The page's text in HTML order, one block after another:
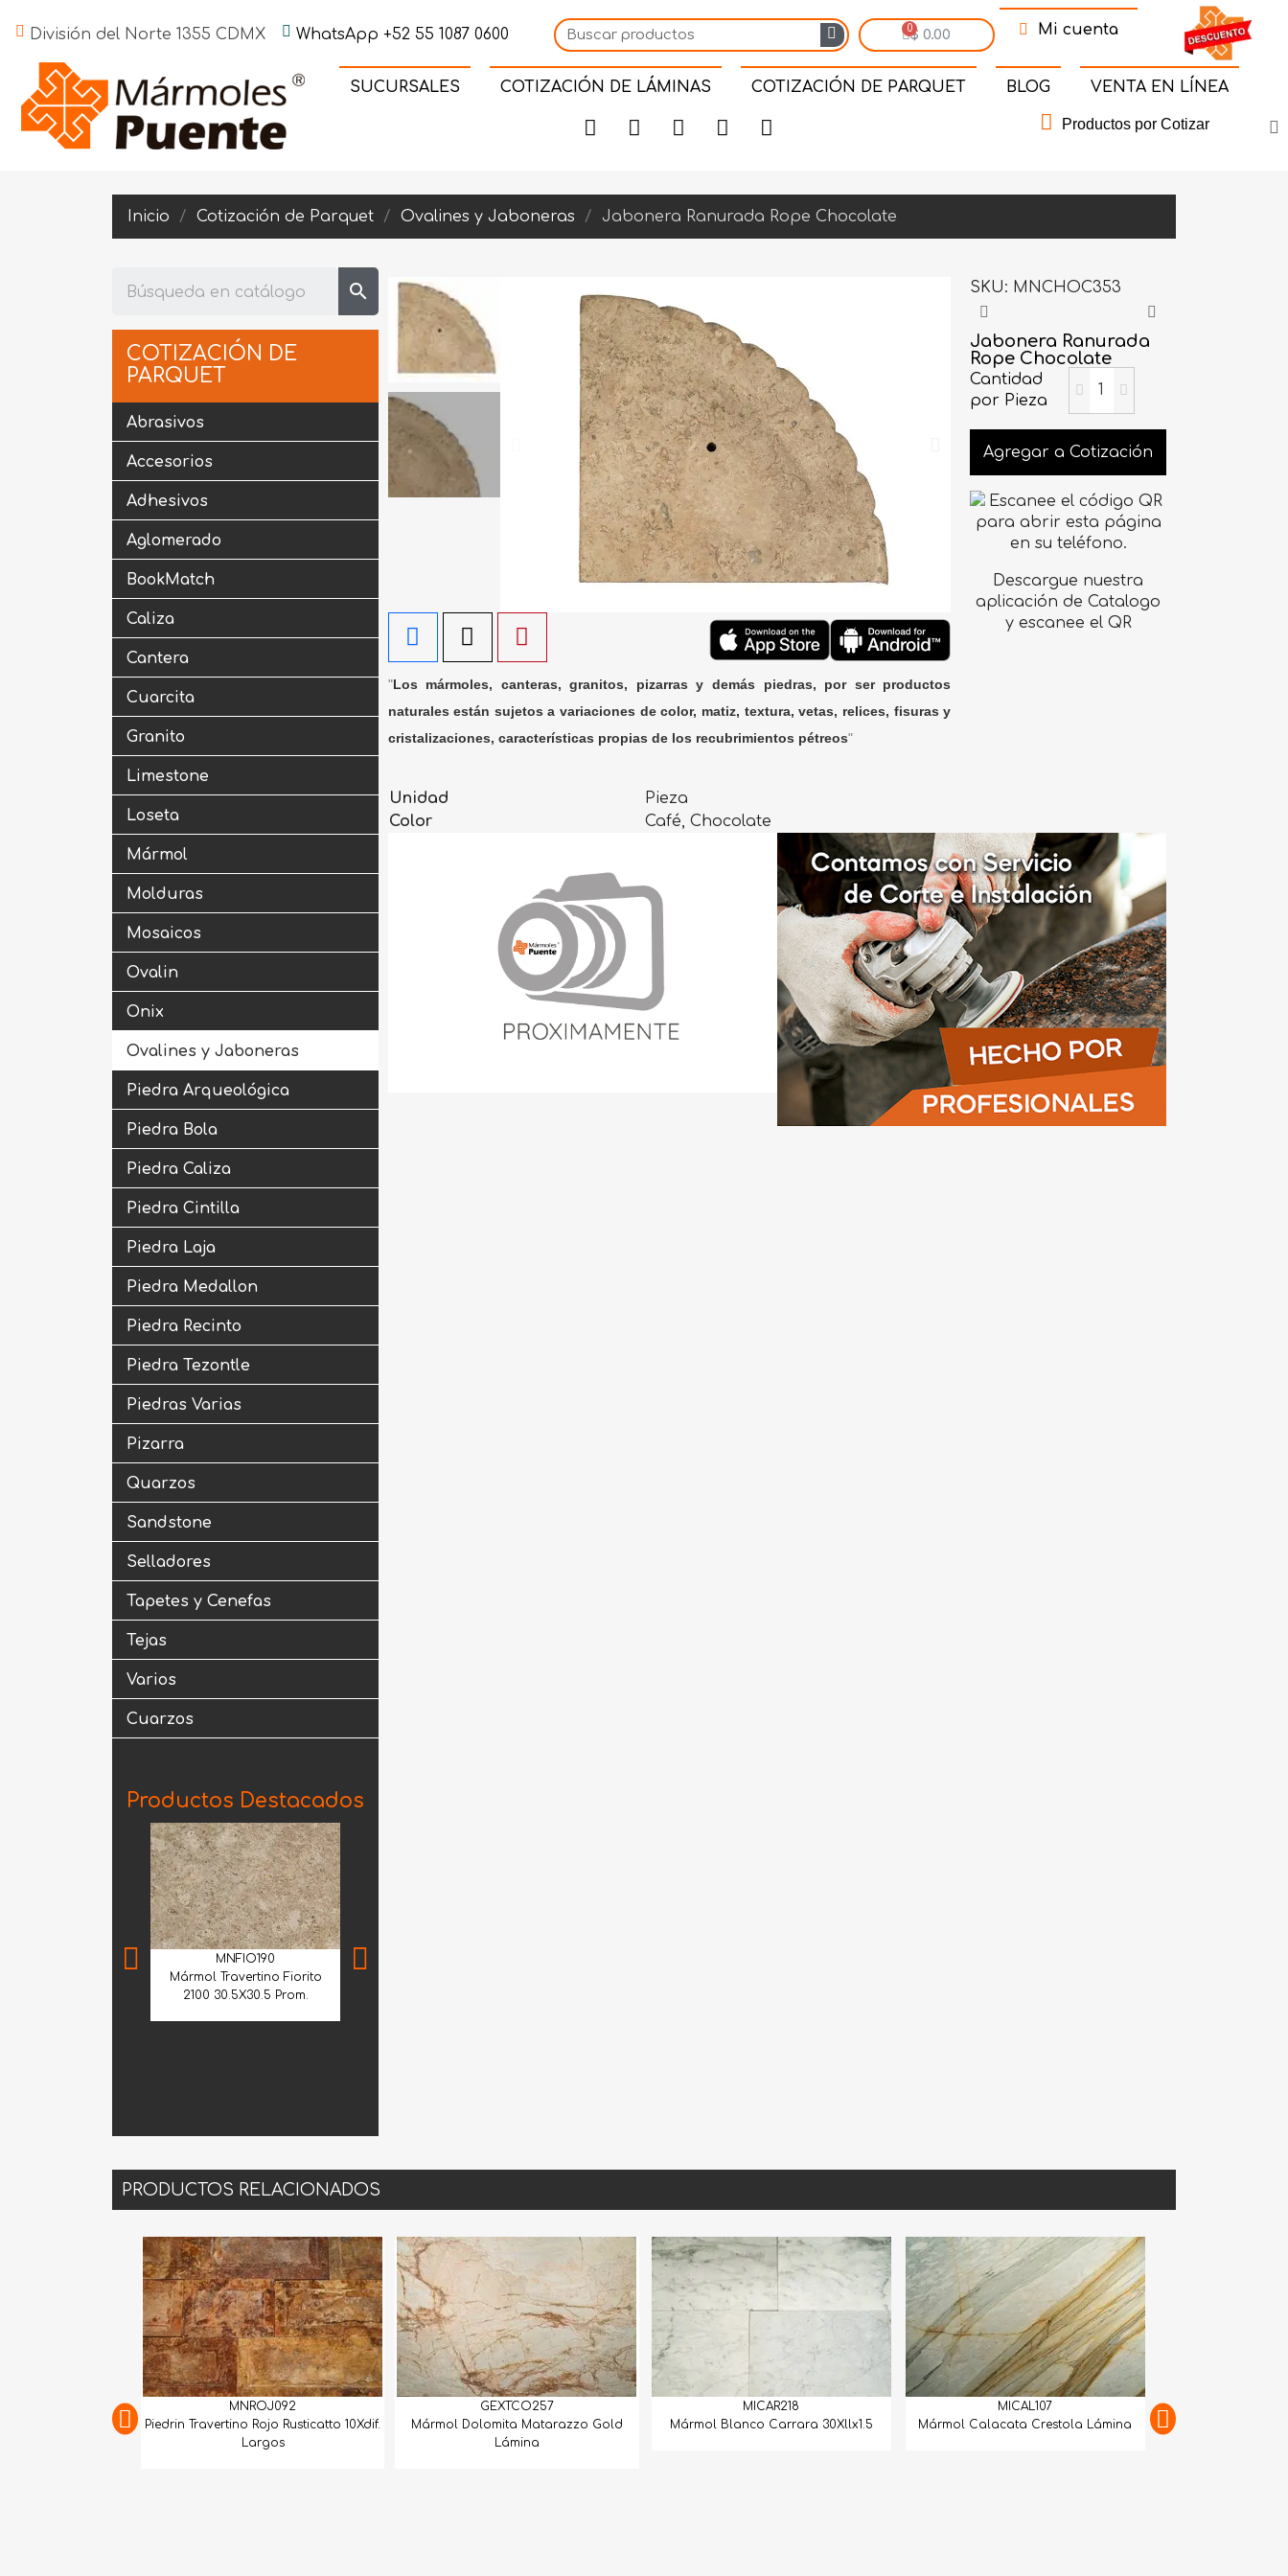
División del Norte 1355 CDMX WhatsApp +52 55 1087 0600 $ 0.00 Mi cuenta
SUCURSALES COTIZACIÓN DE LÁMINAS COTIZACIÓN DE PARQUET BLOG VENTA EN LÍNEA
Productos por Cotizar
Inicio Cotización de Parquet Ovalines y Jaboneras Jabonera Ranurada Rope Chocolate
search
COTIZACIÓN DE
PARQUET
Abrasivos
Accesorios
Adhesivos
Aglomerado
BookMatch
Caliza
Cantera
Cuarcita
Granito
Limestone
Loseta
Mármol
Molduras
Mosaicos
Ovalin
Onix
Ovalines y Jaboneras
Piedra Arqueológica
Piedra Bola
Piedra Caliza
Piedra Cintilla
Piedra Laja
Piedra Medallon
Piedra Recinto
Piedra Tezontle
Piedras Varias
Pizarra
Quarzos
Sandstone
Selladores
Tapetes y Cenefas
Tejas
Varios
Cuarzos
Productos Destacados
MNFIO190
Mármol Travertino Fiorito
2100 30.5X30.5 Prom.
"Los mármoles, canteras, granitos, pizarras y demás piedras, por ser productos
naturales están sujetos a variaciones de color, matiz, textura, vetas, relices, fisuras y
cristalizaciones, características propias de los recubrimientos pétreos"
SKU MNCHOC353
Jabonera Ranurada
Rope Chocolate
Cantidad
por Pieza
Agregar a Cotización
Descargue nuestra
aplicación de Catalogo
y escanee el QR
Unidad
Pieza
Color
Café, Chocolate
PRODUCTOS RELACIONADOS
MNROJ092
Travertino Rojo Rusticatto 10Xdif.
Mármol Dolomita Matarazzo Gold
Mármol Blanco Carrara 30Xllx1.5
Mármol Calacata Crestola Lámina